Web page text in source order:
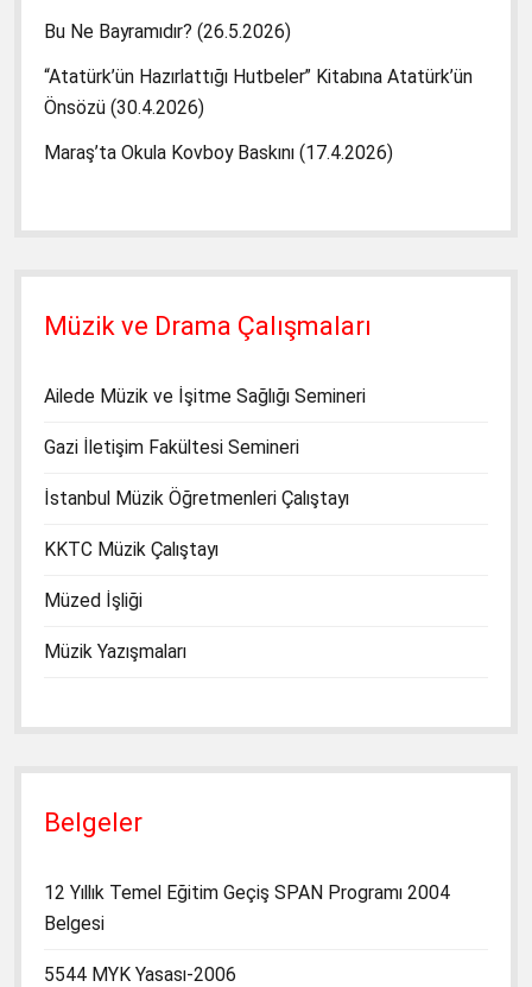
Bu Ne Bayramıdır? (26.5.2026)
“Atatürk’ün Hazırlattığı Hutbeler” Kitabına Atatürk’ün
Önsözü (30.4.2026)
Maraş’ta Okula Kovboy Baskını (17.4.2026)
Müzik ve Drama Çalışmaları
Ailede Müzik ve İşitme Sağlığı Semineri
Gazi İletişim Fakültesi Semineri
İstanbul Müzik Öğretmenleri Çalıştayı
KKTC Müzik Çalıştayı
Müzed İşliği
Müzik Yazışmaları
Belgeler
12 Yıllık Temel Eğitim Geçiş SPAN Programı 2004
Belgesi
5544 MYK Yasası-2006